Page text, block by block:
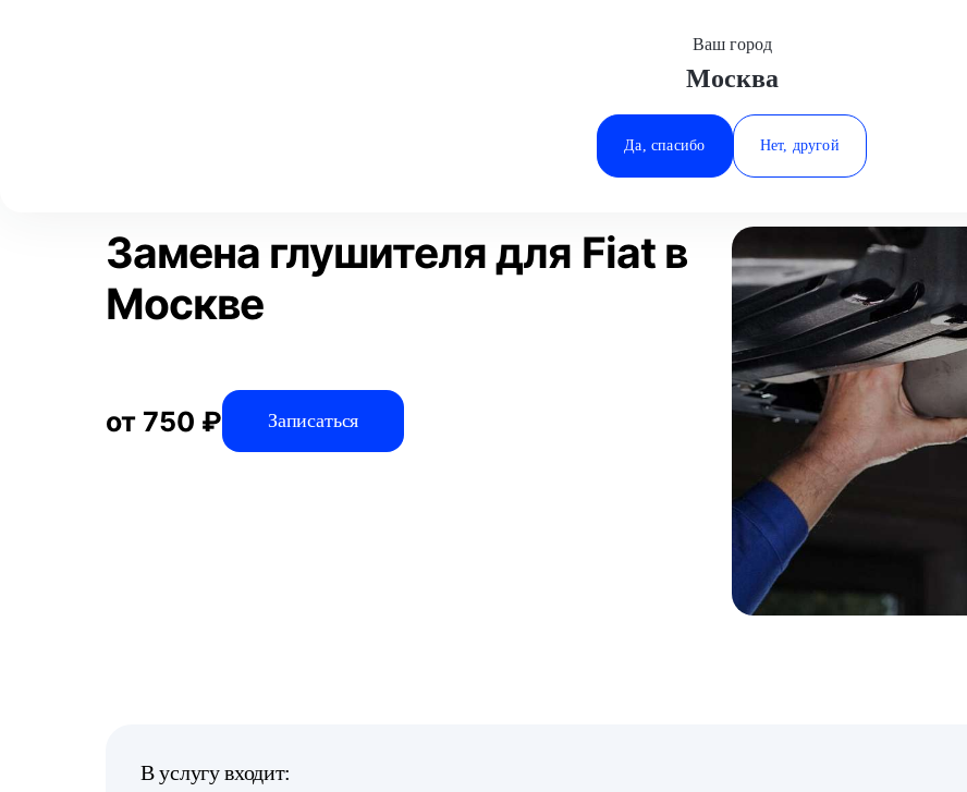
Минеральные Воды
Ростов-на-Дону
Ставрополь
Ваш город
Москва
Да, спасибо Нет, другой
Замена глушителя Fiat
Статьи
Замена глушителя для Fiat в
Москве
от 750 ₽ Записаться
В услугу входит: